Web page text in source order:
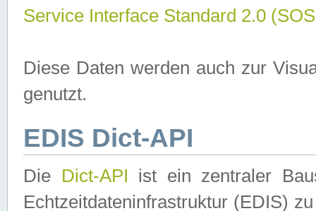
Service Interface Standard 2.0
Diese Daten werden auch zur
genutzt.
EDIS Dict-API
Die Dict-API ist ein zentraler
Echtzeitdateninfrastruktur (EDIS)